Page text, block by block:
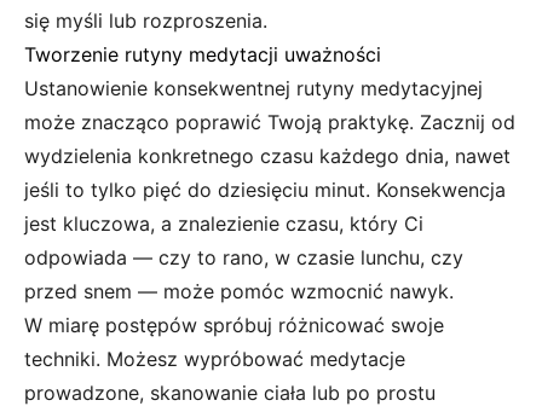
się myśli lub rozproszenia.
Tworzenie rutyny medytacji uważności
Ustanowienie konsekwentnej rutyny medytacyjnej
może znacząco poprawić Twoją praktykę. Zacznij od
wydzielenia konkretnego czasu każdego dnia, nawet
jeśli to tylko pięć do dziesięciu minut. Konsekwencja
jest kluczowa, a znalezienie czasu, który Ci
odpowiada — czy to rano, w czasie lunchu, czy
przed snem — może pomóc wzmocnić nawyk.
W miarę postępów spróbuj różnicować swoje
techniki. Możesz wypróbować medytacje
prowadzone, skanowanie ciała lub po prostu